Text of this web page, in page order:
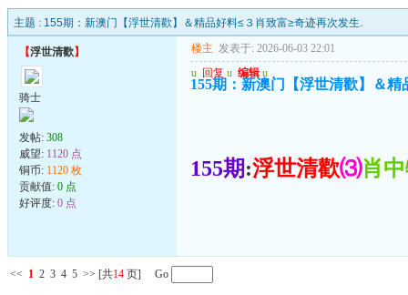
主题 : 155期：新澳门【浮世清歡】＆精品好料≤３肖致富≥奇迹再次发生.
【浮世清歡】
骑士
发帖: 308
威望: 1120 点
铜币: 1120 枚
贡献值: 0 点
好评度: 0 点
楼主 发表于: 2026-06-03 22:01
u 回复 u 编辑 u
155期：新澳门【浮世清歡】＆
155期:浮世清歡⑶肖
<< 1 2 3 4 5 >> [共14 页] Go